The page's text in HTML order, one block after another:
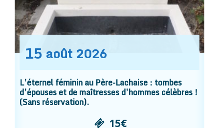
15 août 2026
L’éternel féminin au Père-Lachaise : tombes
d’épouses et de maîtresses d’hommes célèbres !
(Sans réservation).
15€